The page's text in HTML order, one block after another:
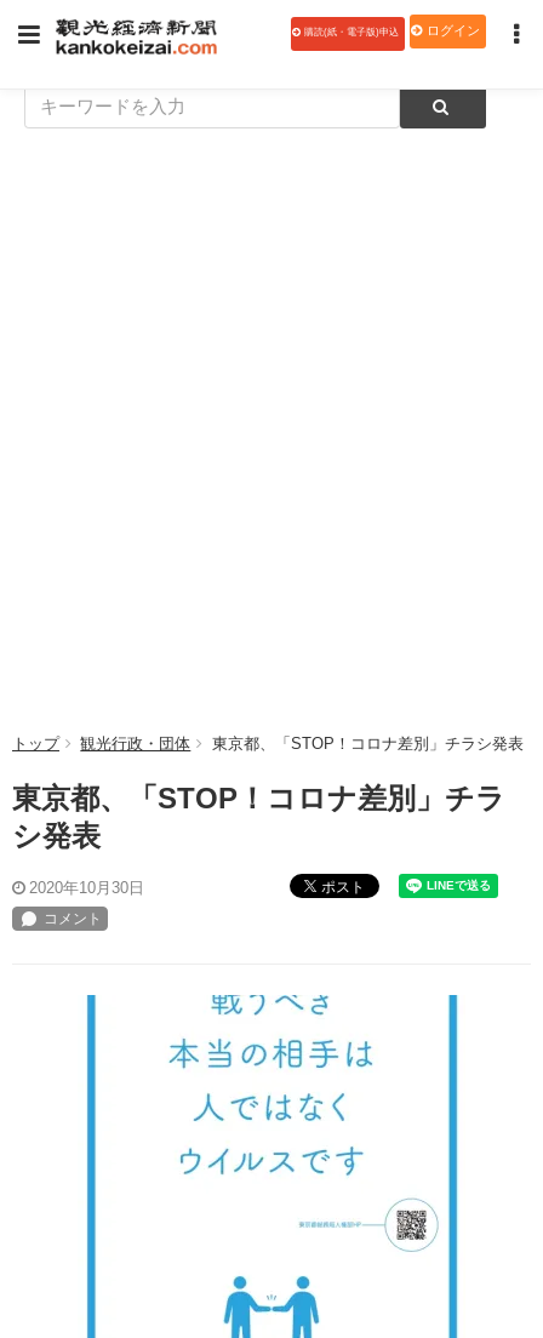
購読(紙・電子版)申込 ログイン
トップ 観光行政・団体 東京都、「STOP！コロナ差別」チラシ発表
東京都、「STOP！コロナ差別」チラ
シ発表
2020年10月30日 ポスト